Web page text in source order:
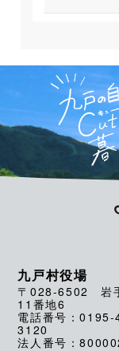
九戸村役場
〒028-6502 岩
11番地6
電話番号：
3120
法人番号：